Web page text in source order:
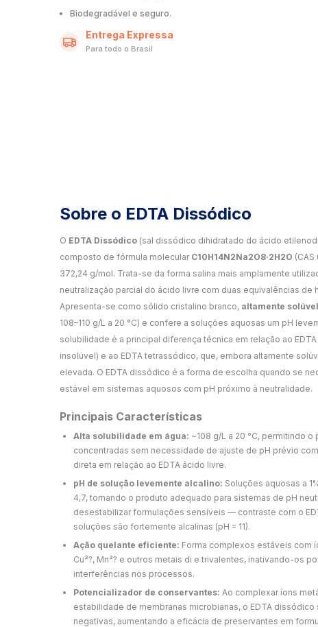
Biodegradável e seguro.
Entrega Expressa
Para todo o Brasil
Sobre o EDTA Dissódico
O EDTA Dissódico (sal dissódico dihidratado do ácido
composto de fórmula molecular C10H14N2Na2O8·2H2O
372,24 g/mol. Trata-se da forma salina mais amplamente
neutralização parcial do ácido livre com duas equivalências de
Apresenta-se como sólido cristalino branco, altamente
108–110 g/L a 20 °C) e confere a soluções aquosas um pH
solubilidade é a principal diferença técnica em relação ao
insolúvel) e ao EDTA tetrassódico, que, embora altamente
elevada. O EDTA dissódico é a forma de escolha quando se
estável em sistemas aquosos com pH próximo à neutralidade.
Principais Características
Alta solubilidade em água: ~108 g/L a 20 °C, permitindo
concentradas sem necessidade de ajuste de pH prévio
direta em relação ao EDTA ácido livre.
pH de solução levemente alcalino: Soluções aquosas a
4,7, tornando o produto adequado para sistemas de pH
desestabilizar formulações sensíveis — contraste com o
soluções são fortemente alcalinas (pH = 11).
Ação quelante eficiente: Forma complexos estáveis com
Cu²?, Mn²? e outros metais di e trivalentes, inativando-os
interferências nos processos.
Potencializador de conservantes: Ao complexar íons
estabilidade de membranas microbianas, o EDTA
negativas, aumentando a eficácia de preservantes em